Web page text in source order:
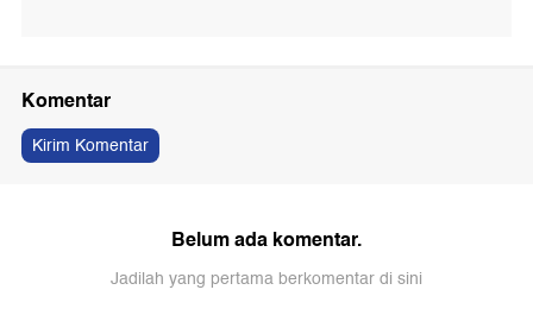
Komentar
Kirim Komentar
Belum ada komentar.
Jadilah yang pertama berkomentar di sini